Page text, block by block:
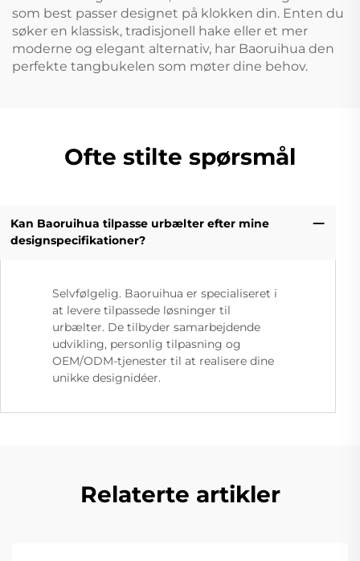
som best passer designet på klokken din. Enten du
søker en klassisk, tradisjonell hake eller et mer
moderne og elegant alternativ, har Baoruihua den
perfekte tangbukelen som møter dine behov.
Ofte stilte spørsmål
Kan Baoruihua tilpasse urbælter efter mine
designspecifikationer?
Selvfølgelig. Baoruihua er specialiseret i
at levere tilpassede løsninger til
urbælter. De tilbyder samarbejdende
udvikling, personlig tilpasning og
OEM/ODM-tjenester til at realisere dine
unikke designidéer.
Relaterte artikler